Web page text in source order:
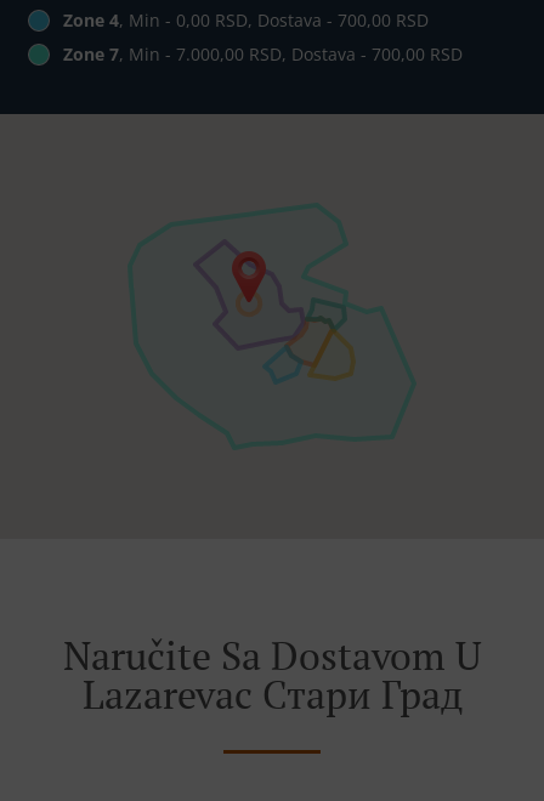
Zone 4, Min - 0,00 RSD, Dostava - 700,00 RSD
Zone 7, Min - 7.000,00 RSD, Dostava - 700,00 RSD
Naručite Sa Dostavom U
Lazarevac Стари Град